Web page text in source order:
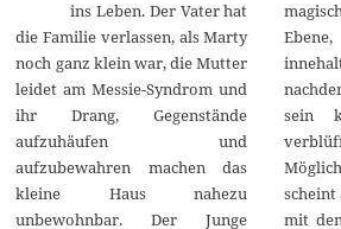
l
2
0
2
3
ins Leben. Der Vater hat
die Familie verlassen, als Marty
noch ganz klein war, die Mutter
leidet am Messie-Syndrom und
ihr Drang, Gegenstände
aufzuhäufen und
aufzubewahren machen das
kleine Haus nahezu
unbewohnbar. Der Junge
sein
scheint
mit